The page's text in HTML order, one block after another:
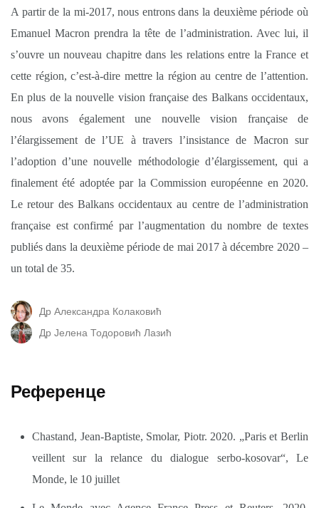
A partir de la mi-2017, nous entrons dans la deuxième période où
Emanuel Macron prendra la tête de l’administration. Avec lui, il
s’ouvre un nouveau chapitre dans les relations entre la France et
cette région, c’est-à-dire mettre la région au centre de l’attention.
En plus de la nouvelle vision française des Balkans occidentaux,
nous avons également une nouvelle vision française de
l’élargissement de l’UE à travers l’insistance de Macron sur
l’adoption d’une nouvelle méthodologie d’élargissement, qui a
finalement été adoptée par la Commission européenne en 2020.
Le retour des Balkans occidentaux au centre de l’administration
française est confirmé par l’augmentation du nombre de textes
publiés dans la deuxième période de mai 2017 à décembre 2020 –
un total de 35.
Др Александра Колаковић
Др Јелена Тодоровић Лазић
Референце
Chastand, Jean-Baptiste, Smolar, Piotr. 2020. „Paris et Berlin
veillent sur la relance du dialogue serbo-kosovar“, Le
Monde, le 10 juillet